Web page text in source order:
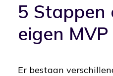
5 Stappen
eigen
Er bestaan